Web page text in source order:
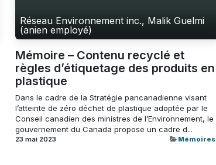
Réseau Environnement inc., Malik Guelmi
(anien employé)
Mémoire – Contenu recyclé et
règles d’étiquetage des produits en
plastique
Dans le cadre de la Stratégie pancanadienne visant
l’atteinte de zéro déchet de plastique adoptée par le
Conseil canadien des ministres de l’Environnement, le
gouvernement du Canada propose un cadre d...
23 mai 2023 Mémoires